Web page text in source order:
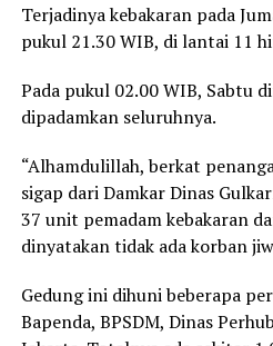
Terjadinya kebakaran pada
pukul 21.30 WIB, di lantai 11
Pada pukul 02.00 WIB, Sabtu
dipadamkan seluruhnya.
“Alhamdulillah, berkat
sigap dari Damkar Dinas
37 unit pemadam kebakaran
dinyatakan tidak ada korban
Gedung ini dihuni beberapa
Bapenda, BPSDM, Dinas